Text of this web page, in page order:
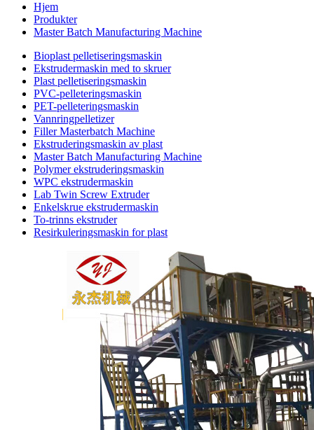
Hjem
Produkter
Master Batch Manufacturing Machine
Bioplast pelletiseringsmaskin
Ekstrudermaskin med to skruer
Plast pelletiseringsmaskin
PVC-pelleteringsmaskin
PET-pelleteringsmaskin
Vannringpelletizer
Filler Masterbatch Machine
Ekstruderingsmaskin av plast
Master Batch Manufacturing Machine
Polymer ekstruderingsmaskin
WPC ekstrudermaskin
Lab Twin Screw Extruder
Enkelskrue ekstrudermaskin
To-trinns ekstruder
Resirkuleringsmaskin for plast